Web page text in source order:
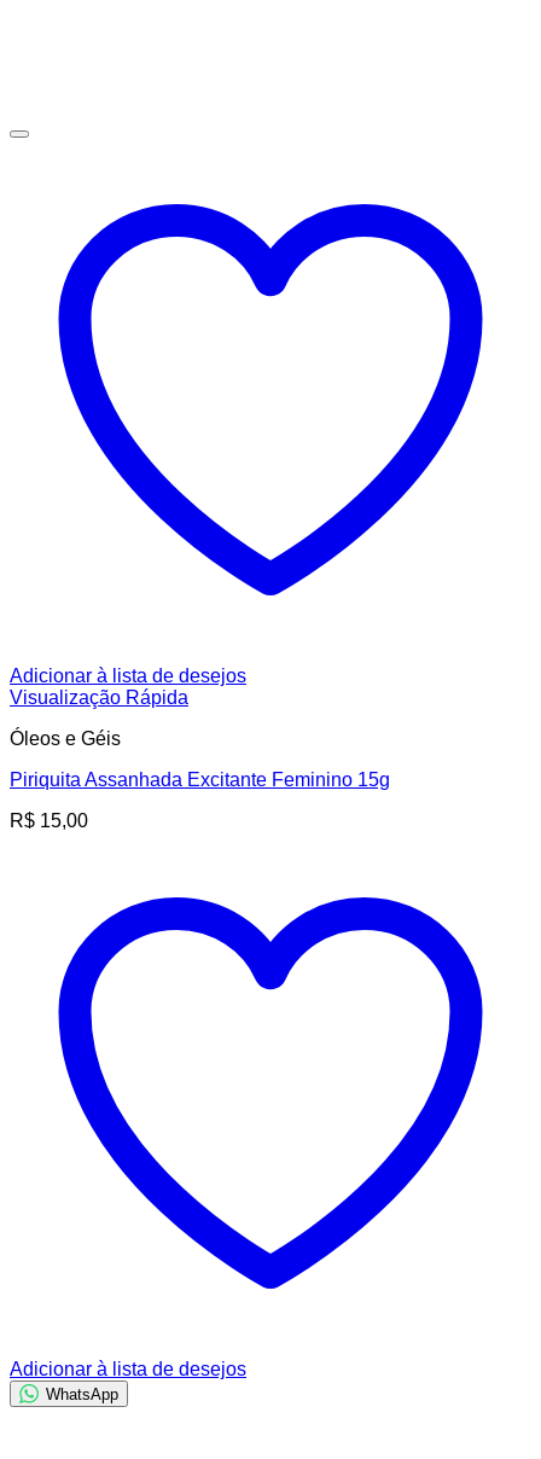
Adicionar à lista de desejos
Visualização Rápida
Óleos e Géis
Piriquita Assanhada Excitante Feminino 15g
R$ 15,00
Adicionar à lista de desejos
WhatsApp